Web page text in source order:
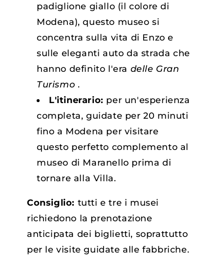
padiglione giallo (il colore di
Modena), questo museo si
concentra sulla vita di Enzo e
sulle eleganti auto da strada che
hanno definito l'era delle Gran
Turismo .
L'itinerario: per un'esperienza
completa, guidate per 20 minuti
fino a Modena per visitare
questo perfetto complemento al
museo di Maranello prima di
tornare alla Villa.
Consiglio: tutti e tre i musei
richiedono la prenotazione
anticipata dei biglietti, soprattutto
per le visite guidate alle fabbriche.